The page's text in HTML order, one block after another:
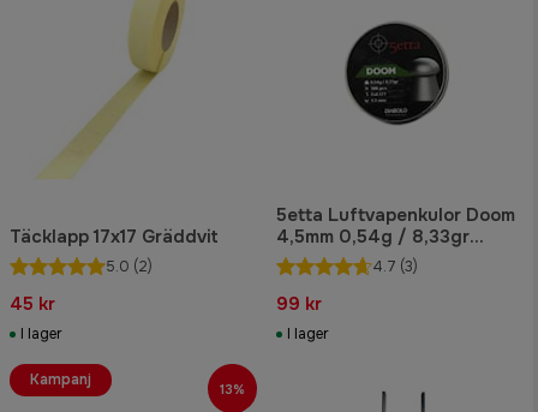
Täcklapp 17x17 Gräddvit
5.0 (2)
45 kr
I lager
5etta Luftvapenkulor Doom
4,5mm 0,54g / 8,33gr
500pcs
4.7 (3)
99 kr
I lager
Kampanj 13%